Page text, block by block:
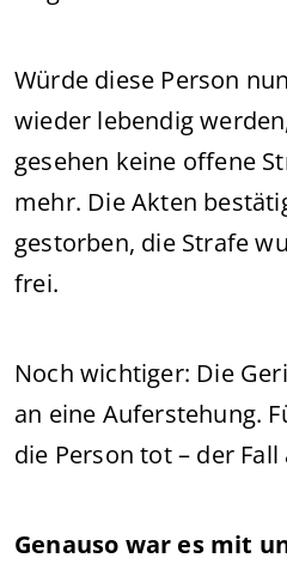
Würde diese Person
wieder lebendig
gesehen keine offene
mehr. Die Akten
gestorben, die Strafe
frei.
Noch wichtiger: Die
an eine Auferstehung.
die Person tot – der
Genauso war es mit